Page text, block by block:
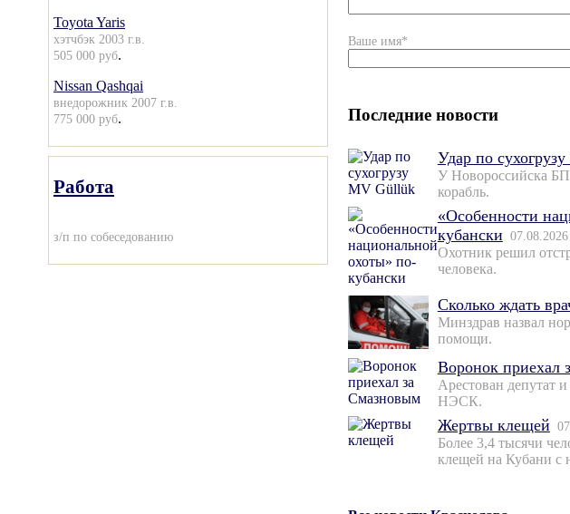
Toyota Yaris
хэтчбэк 2003 г.в.
505 000 руб.
Nissan Qashqai
внедорожник 2007 г.в.
775 000 руб.
Работа
з/п по собеседованию
Ваше имя*
Последние новости
Удар по
У Новороссийска
корабль.
«Особенности
кубански 07.08.2026
Охотник решил
человека.
Сколько ждать
Минздрав назвал
помощи.
Воронок приехал
Арестован депутат
НЭСК.
Жертвы клещей
Более 3,4 тысячи
клещей на Кубани с